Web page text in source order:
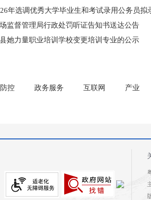
年选调优秀大学毕业生和考试录用公务员拟
监督管理局行政处罚听证告知书送达公告
送告〔2026〕71号）
她力量职业培训学校变更培训专业的公示
防控 政务服务 互联网 产业